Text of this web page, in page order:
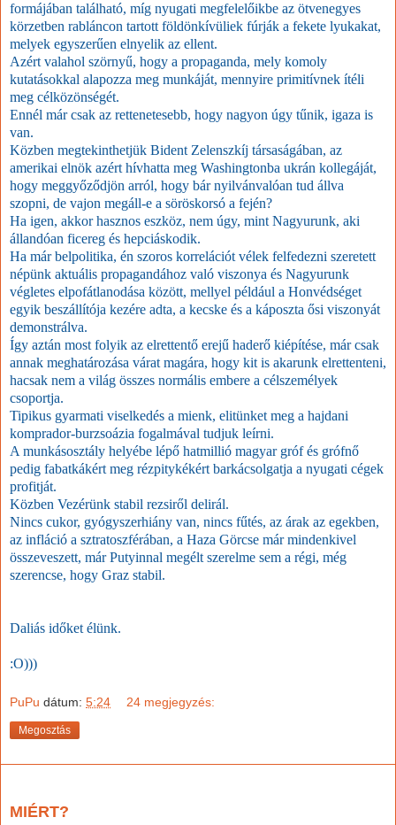
formájában található, míg nyugati megfelelőikbe az ötvenegyes
körzetben rabláncon tartott földönkívüliek fúrják a fekete lyukakat,
melyek egyszerűen elnyelik az ellent.
Azért valahol szörnyű, hogy a propaganda, mely komoly
kutatásokkal alapozza meg munkáját, mennyire primitívnek ítéli
meg célközönségét.
Ennél már csak az rettenetesebb, hogy nagyon úgy tűnik, igaza is
van.
Közben megtekinthetjük Bident Zelenszkíj társaságában, az
amerikai elnök azért hívhatta meg Washingtonba ukrán kollegáját,
hogy meggyőződjön arról, hogy bár nyilvánvalóan tud állva
szopni, de vajon megáll-e a söröskorsó a fején?
Ha igen, akkor hasznos eszköz, nem úgy, mint Nagyurunk, aki
állandóan ficereg és hepciáskodik.
Ha már belpolitika, én szoros korrelációt vélek felfedezni szeretett
népünk aktuális propagandához való viszonya és Nagyurunk
végletes elpofátlanodása között, mellyel például a Honvédséget
egyik beszállítója kezére adta, a kecske és a káposzta ősi viszonyát
demonstrálva.
Így aztán most folyik az elrettentő erejű haderő kiépítése, már csak
annak meghatározása várat magára, hogy kit is akarunk elrettenteni,
hacsak nem a világ összes normális embere a célszemélyek
csoportja.
Tipikus gyarmati viselkedés a mienk, elitünket meg a hajdani
komprador-burzsoázia fogalmával tudjuk leírni.
A munkásosztály helyébe lépő hatmillió magyar gróf és grófnő
pedig fabatkákért meg rézpitykékért barkácsolgatja a nyugati cégek
profitját.
Közben Vezérünk stabil rezsiről delirál.
Nincs cukor, gyógyszerhiány van, nincs fűtés, az árak az egekben,
az infláció a sztratoszférában, a Haza Görcse már mindenkivel
összeveszett, már Putyinnal megélt szerelme sem a régi, még
szerencse, hogy Graz stabil.
Daliás időket élünk.
:O)))
PuPu dátum: 5:24 24 megjegyzés:
Megosztás
MIÉRT?